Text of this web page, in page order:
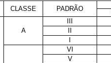
CLASSE PADRÃO
A
VI
V